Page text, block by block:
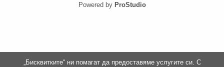
Powered by ProStudio
„Бисквитките“ ни помагат да предоставяме услугите си. С